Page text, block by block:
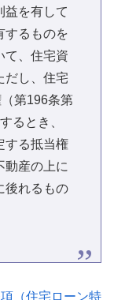
益を有して
するものを
て、住宅資
だし、住宅
第196条第
るとき、
する抵当権
動産の上に
後れるもの
（住宅ローン特